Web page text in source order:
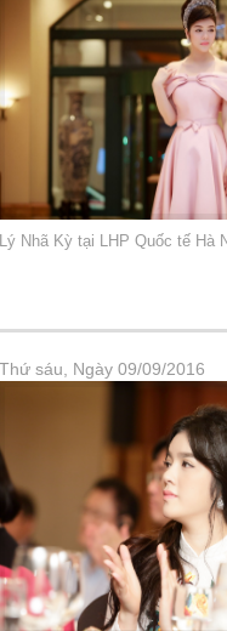
Lý Nhã Kỳ tại LHP Quốc tế Hà
Thứ sáu, Ngày 09/09/2016